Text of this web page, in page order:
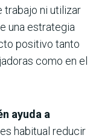
trabajo ni utilizar
una estrategia
positivo tanto
como en el
ayuda a
habitual reducir